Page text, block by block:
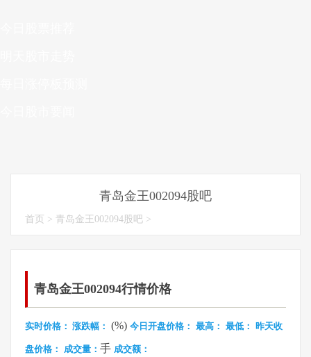
青岛金王002094股吧
首页 > 青岛金王002094股吧 >
青岛金王002094行情价格
实时价格： 涨跌幅： (%) 今日开盘价格： 最高： 最低： 昨天收
盘价格： 成交量： 手 成交额：